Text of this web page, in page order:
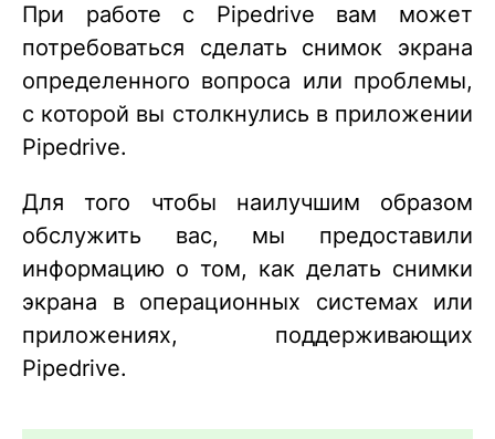
При работе с Pipedrive вам может
потребоваться сделать снимок экрана
определенного вопроса или проблемы,
с которой вы столкнулись в приложении
Pipedrive.
Для того чтобы наилучшим образом
обслужить вас, мы предоставили
информацию о том, как делать снимки
экрана в операционных системах или
приложениях, поддерживающих
Pipedrive.